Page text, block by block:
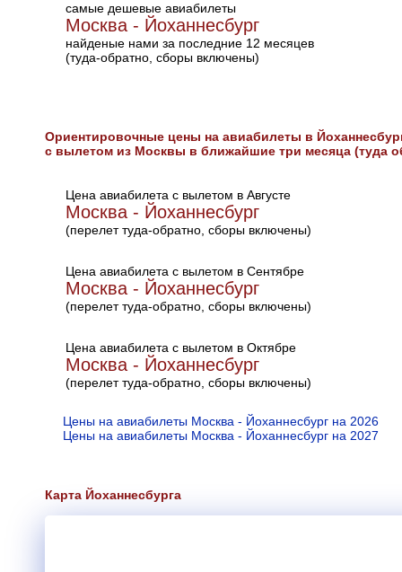
самые дешевые авиабилеты
Москва - Йоханнесбург
найденые нами за последние 12 месяцев
(туда-обратно, сборы включены)
Ориентировочные цены на авиабилеты в
с вылетом из Москвы в ближайшие три месяца (туда
Цена авиабилета с вылетом в Августе
Москва - Йоханнесбург
(перелет туда-обратно, сборы включены)
Цена авиабилета с вылетом в Сентябре
Москва - Йоханнесбург
(перелет туда-обратно, сборы включены)
Цена авиабилета с вылетом в Октябре
Москва - Йоханнесбург
(перелет туда-обратно, сборы включены)
Цены на авиабилеты Москва - Йоханнесбург на 2026
Цены на авиабилеты Москва - Йоханнесбург на 2027
Карта Йоханнесбурга